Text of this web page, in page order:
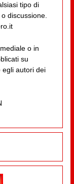
tipo di
discussione.
o in
su
egli autori dei